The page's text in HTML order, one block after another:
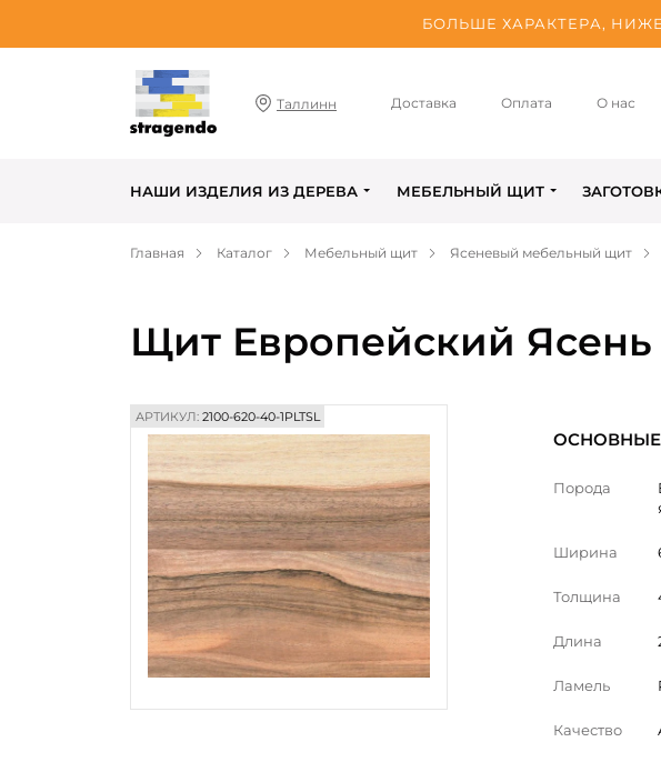
БОЛЬШЕ ХАРАКТЕРА,
Таллинн Доставка Оплата О нас
НАШИ ИЗДЕЛИЯ ИЗ ДЕРЕВА МЕБЕЛЬНЫЙ ЩИТ
Главная Каталог Мебельный щит Ясеневый мебельный щит
Щит Европейский Ясень
АРТИКУЛ: 2100-620-40-1PLTSL
ОСНОВНЫЕ
Порода
Ширина
Толщина
Длина
Ламель
Качество